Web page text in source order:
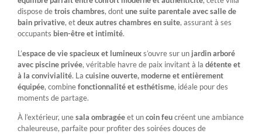
disposedetroischambres, dontunesuite parentaleavecsallede
bain privative, etdeuxautreschambresensuite, assurantà ses
occupants bien-êtreet intimité.
L’espacedeviespacieuxet lumineuxs’ouvresurun jardinarboré
avec piscine privée, véritable havrede paix invitantà la détenteet
à la convivialité. La cuisineouverte, moderneetentièrement
équipée, combinefonctionnalitéetesthétisme, idéale pourdes
moments de partage.
À l’extérieur, unesala ombragéeetuncoinfeucréentuneambiance
chaleureuse, parfaite pour profiterdes soirées douces de